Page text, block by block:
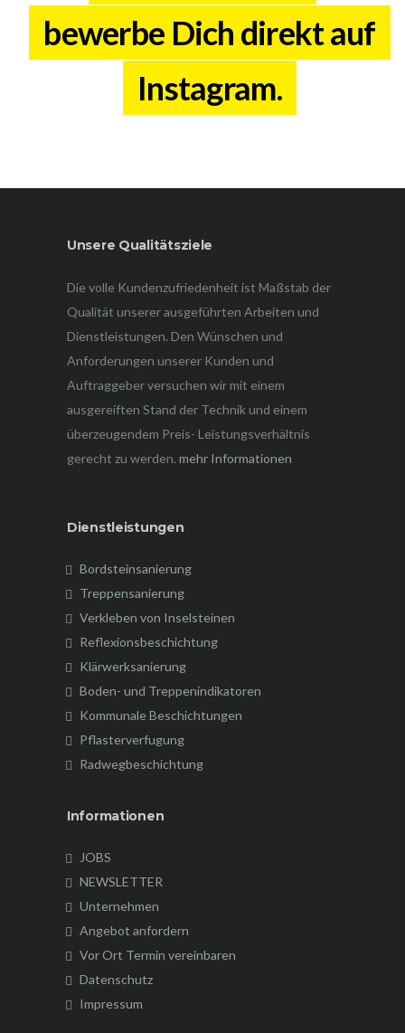
bewerbe Dich direkt auf
Instagram.
Unsere Qualitätsziele
Die volle Kundenzufriedenheit ist Maßstab der
Qualität unserer ausgeführten Arbeiten und
Dienstleistungen. Den Wünschen und
Anforderungen unserer Kunden und
Auftraggeber versuchen wir mit einem
ausgereiften Stand der Technik und einem
überzeugendem Preis- Leistungsverhältnis
gerecht zu werden. mehr Informationen
Dienstleistungen
Bordsteinsanierung
Treppensanierung
Verkleben von Inselsteinen
Reflexionsbeschichtung
Klärwerksanierung
Boden- und Treppenindikatoren
Kommunale Beschichtungen
Pflasterverfugung
Radwegbeschichtung
Informationen
JOBS
NEWSLETTER
Unternehmen
Angebot anfordern
Vor Ort Termin vereinbaren
Datenschutz
Impressum